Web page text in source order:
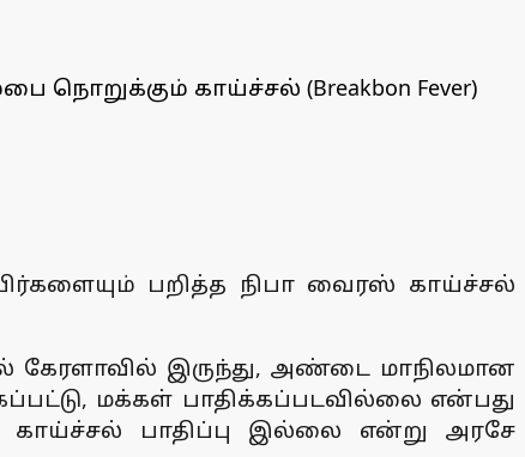
நொறுக்கும் காய்ச்சல் (Breakbon Fever)
பறித்த நிபா வைரஸ் காய்ச்சல்
கேரளாவில் இருந்து, அண்டை மாநிலமான
மக்கள் பாதிக்கப்படவில்லை என்பது
காய்ச்சல் பாதிப்பு இல்லை என்று அரசே